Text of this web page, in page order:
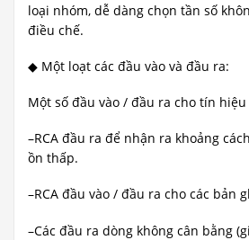
loại nhóm, dễ dàng chọn tần số
điều chế.
◆ Một loạt các đầu vào và đầu ra:
Một số đầu vào / đầu ra cho tín
–RCA đầu ra để nhận ra khoảng
ồn thấp.
–RCA đầu vào / đầu ra cho các bản
–Các đầu ra dòng không cân bằng